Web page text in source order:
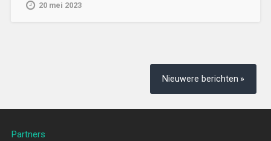
20 mei 2023
Nieuwere berichten
Partners